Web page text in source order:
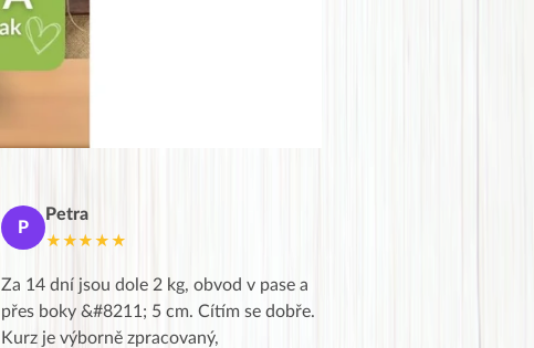
P
Petra
★★★★★
Za 14 dní jsou dole 2 kg, obvod v pase a
přes boky &#8211; 5 cm. Cítím se dobře.
Kurz je výborně zpracovaný,